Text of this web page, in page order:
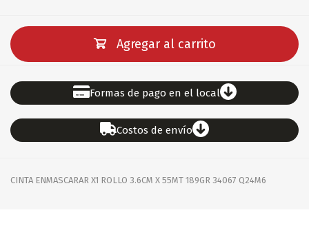
Agregar al carrito
Formas de pago en el local
Costos de envío
CINTA ENMASCARAR X1 ROLLO 3.6CM X 55MT 189GR 34067 Q24M6